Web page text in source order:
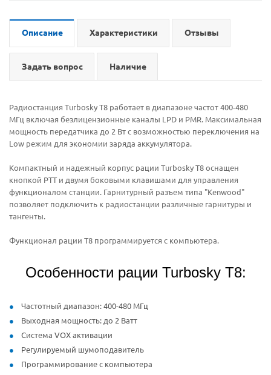
Описание Характеристики Отзывы
Задать вопрос Наличие
Радиостанция Turbosky T8 работает в диапазоне частот 400-480
МГц включая безлицензионные каналы LPD и PMR. Максимальная
мощность передатчика до 2 Вт с возможностью переключения на
Low режим для экономии заряда аккумулятора.
Компактный и надежный корпус рации Turbosky T8 оснащен
кнопкой PTT и двумя боковыми клавишами для управления
функционалом станции. Гарнитурный разъем типа "Kenwood"
позволяет подключить к радиостанции различные гарнитуры и
тангенты.
Функционал рации T8 программируется с компьютера.
Особенности рации Turbosky T8:
Частотный диапазон: 400-480 МГц
Выходная мощность: до 2 Ватт
Система VOX активации
Регулируемый шумоподавитель
Программирование с компьютера